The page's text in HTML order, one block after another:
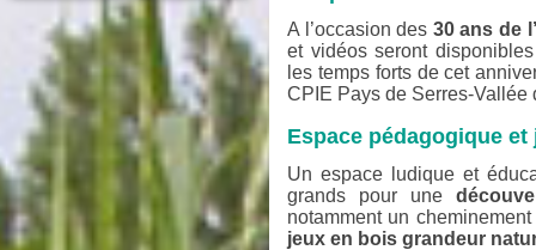
A l’occasion des 30 ans de
et vidéos seront
les temps forts de cet
CPIE Pays de Serres-Vallée
Espace pédagogique
Un espace ludique et
grands pour une
notamment un
jeux en bois grandeur